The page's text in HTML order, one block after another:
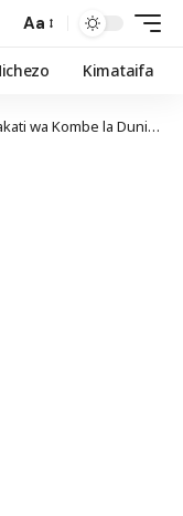
Aa
Kimataifa
la Dunia unalenga kumvuruga?